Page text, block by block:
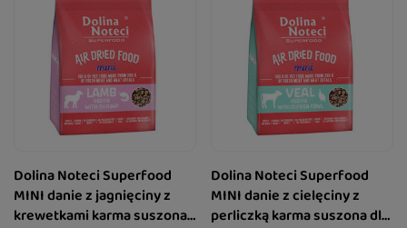
Dolina Noteci Superfood
MINI danie z jagnięciny z
krewetkami karma suszona
Dolina Noteci Superfood
MINI danie z cielęciny z
perliczką karma suszona dla